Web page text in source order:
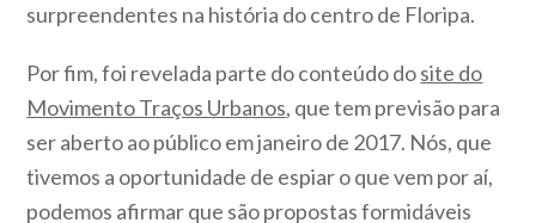
surpreendentes na história do centro de Floripa.
Por fim, foi revelada parte do conteúdo dosite do
Movimento Traços Urbanos, que tem previsão para
ser aberto ao público em janeiro de 2017. Nós, que
tivemos a oportunidade de espiar o que vem por aí,
podemos afirmar que são propostas formidáveis